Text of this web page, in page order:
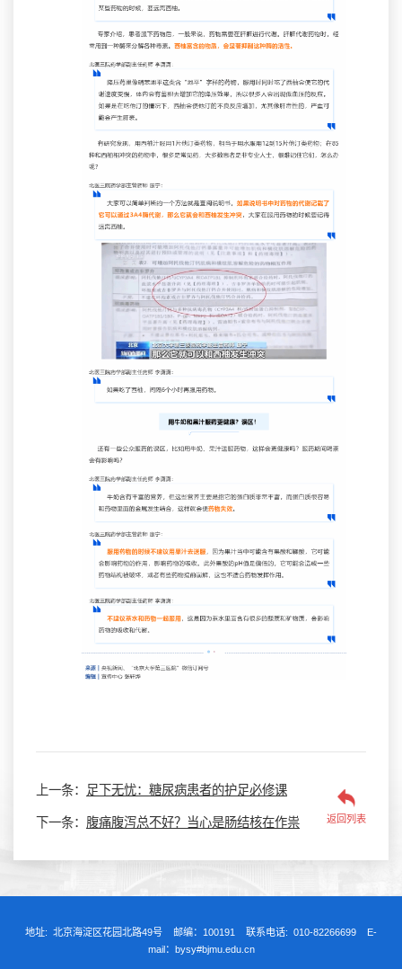
上一条： 足下无忧：糖尿病患者的护足必修课
下一条： 腹痛腹泻总不好？当心是肠结核在作祟 返回列表
地址: 北京海淀区花园北路49号 邮编：100191 联系电话: 010-82266699 E-
mail：bysy#bjmu.edu.cn